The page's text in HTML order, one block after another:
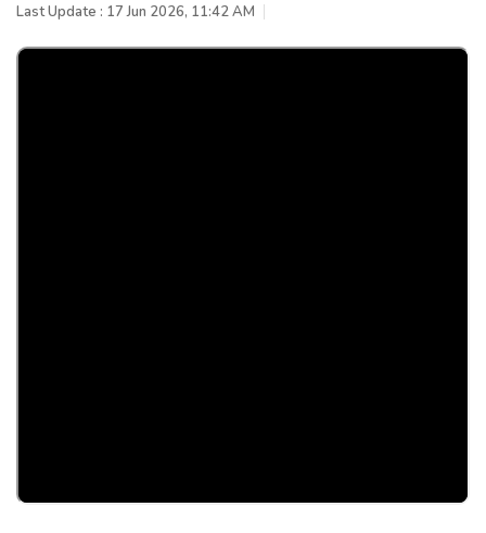
Last Update : 17 Jun 2026, 11:42 AM